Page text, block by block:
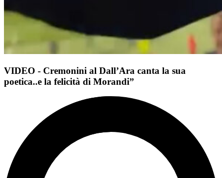
VIDEO - Cremonini al Dall’Ara canta la sua
poetica..e la felicità di Morandi”